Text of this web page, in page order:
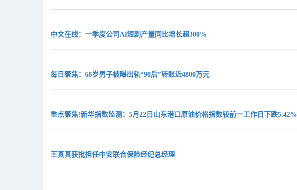
中文在线：一季度公司AI短剧产量同比增长超300%
每日聚焦：68岁男子被曝出轨“90后”转账近4800万元
重点聚焦!新华指数监测：5月22日山东港口原油价格指数较前一工作日下跌5.42%
王真真获批担任中安联合保险经纪总经理